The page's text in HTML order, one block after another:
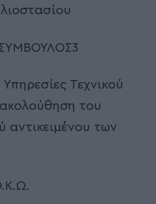
Τεχνικού
του
αντικειμένου των